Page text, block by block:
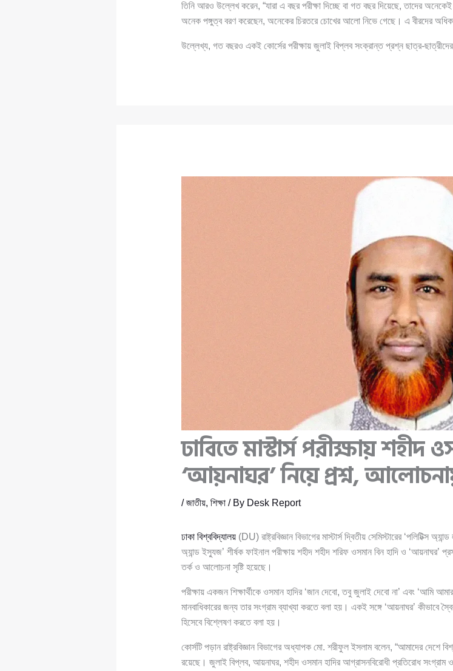
তিনি আরও উল্লেখ করেন, “যারা এ বছর পরীক্ষা দিচ্ছে বা গত বছর দিয়েছে, তাদের
অনেক পঙ্গুত্ব বরণ করেছেন, অনেকের চিরতরে চোখের আলো নিভে গেছে। এ বীরদের
উল্লেখ্য, গত বছরও একই কোর্সের পরীক্ষায় জুলাই বিপ্লব সংক্রান্ত প্রশ্ন ছাত্র-
ঢাবিতে মাস্টার্স পরীক্ষায় শহীদ
‘আয়নাঘর’ নিয়ে প্রশ্ন,
/জাতীয়, শিক্ষা/ By Desk Report
ঢাকা বিশ্ববিদ্যালয়(DU) রাষ্ট্রবিজ্ঞান বিভাগের মাস্টার্স দ্বিতীয় সেমিস্টারের ‘পলিটিক্স
অ্যান্ড ইস্যুজ’ শীর্ষক ফাইনাল পরীক্ষায় শহীদ শহীদ শরিফ ওসমান বিন হাদি ও ‘আয়নাঘর’
তর্ক ও আলোচনা সৃষ্টি হয়েছে।
পরীক্ষায় একজন শিক্ষার্থীকে ওসমান হাদির ‘জান দেবো, তবু জুলাই দেবো না’ এবং ‘আমি
মানবাধিকারের জন্য তার সংগ্রাম ব্যাখ্যা করতে বলা হয়। একই সঙ্গে ‘আয়নাঘর’ কীভাবে
হিসেবে বিশ্লেষণ করতে বলা হয়।
কোর্সটি পড়ান রাষ্ট্রবিজ্ঞান বিভাগের অধ্যাপক মো. শরীফুল ইসলাম বলেন, “আমাদের দেশে
রয়েছে। জুলাই বিপ্লব, আয়নাঘর, শহীদ ওসমান হাদির আগ্রাসনবিরোধী প্রতিরোধ সংগ্রাম ও